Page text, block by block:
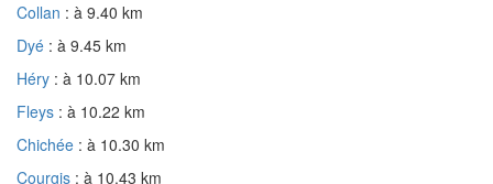
Collan : à 9.40 km
Dyé : à 9.45 km
Héry : à 10.07 km
Fleys : à 10.22 km
Chichée : à 10.30 km
Courgis : à 10.43 km